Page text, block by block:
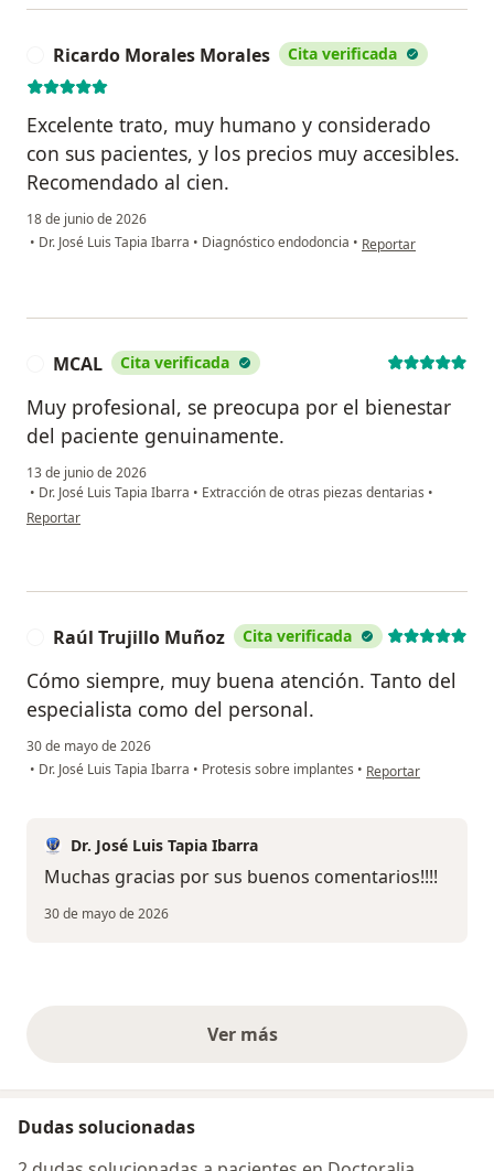
Ricardo Morales Morales Cita verificada
Excelente trato, muy humano y considerado
con sus pacientes, y los precios muy accesibles.
Recomendado al cien.
18 de junio de 2026
• Dr. José Luis Tapia Ibarra • Diagnóstico endodoncia • en opinión del
Reportar
MCAL Cita verificada
Muy profesional, se preocupa por el bienestar
del paciente genuinamente.
13 de junio de 2026
• Dr. José Luis Tapia Ibarra • Extracción de otras piezas dentarias •
en opinión del usuario MCAL
Reportar
Raúl Trujillo Muñoz Cita verificada
Cómo siempre, muy buena atención. Tanto del
especialista como del personal.
30 de mayo de 2026
• Dr. José Luis Tapia Ibarra • Protesis sobre implantes • en opinión del
Reportar
Dr. José Luis Tapia Ibarra
Muchas gracias por sus buenos comentarios!!!!
30 de mayo de 2026
Ver másopiniones anteriores
Dudas solucionadas